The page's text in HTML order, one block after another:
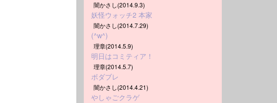
闇かさし(2014.9.3)
妖怪ウォッチ2 本家
闇かさし(2014.7.29)
(^w^)
理章(2014.5.9)
明日はコミティア！
理章(2014.5.7)
ボダブレ
闇かさし(2014.4.21)
やしゃごクラゲ